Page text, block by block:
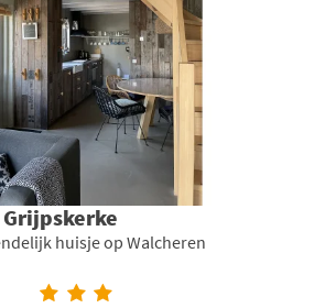
huisje op Walcheren